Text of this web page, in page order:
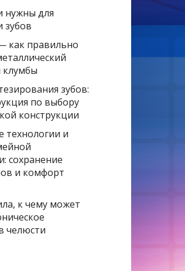
нужны для
зубов
как правильно
клумбы
зубов:
по выбору
конструкции
и
сохранение
и комфорт
к чему может
челюсти